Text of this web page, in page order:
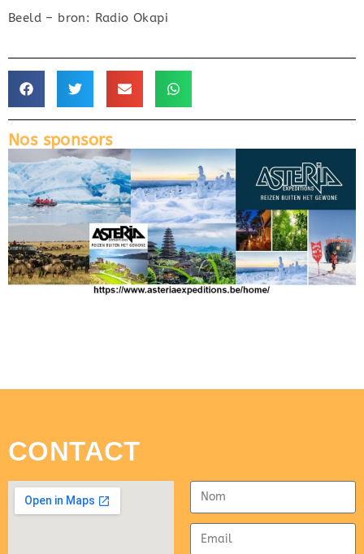
Beeld – bron: Radio Okapi
Nos sponsors
CONTACT